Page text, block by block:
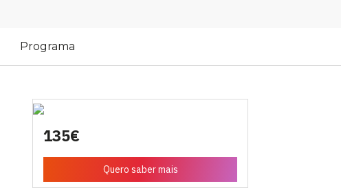
Programa
135€
Quero saber mais